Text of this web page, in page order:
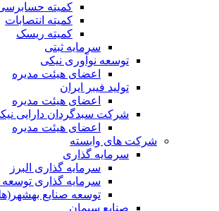
کمیته
کمیته انتصابات
کمیته ریسک
سرمایه ثبتی
توسعه نوآوری نیکی
اعضای هیئت مدیره
تولید فیبر ایران
اعضای هیئت مدیره
شرکت سبدگردان دارایی
اعضای هیئت مدیره
شرکت های وابسته
سرمایه گذاری
سرمایه گذاری البرز
سرمایه گذاری
توسعه‌ صنایع‌
صنایع سیمان